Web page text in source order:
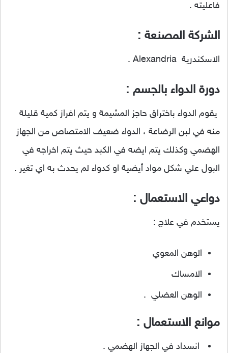
فاعليته .
الشركة المصنعة :
الاسكندرية Alexandria .
دورة الدواء بالجسم :
يقوم الدواء باختراق حاجز المشيمة و يتم افراز كمية قليلة
منه في لبن الرضاعة ، الدواء ضعيف الامتصاص من الجهاز
الهضمي وكذلك يتم ايضه في الكبد حيث يتم اخراجه في
البول علي شكل مواد أيضية او كدواء لم يحدث به اي تغير .
دواعي الاستعمال :
يستخدم في علاج :
الوهن المعوي
الامساك
الوهن العضلي .
موانع الاستعمال :
انسداد في الجهاز الهضمي .